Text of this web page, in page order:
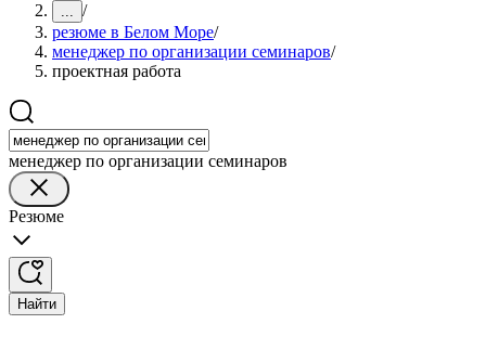
... /
резюме в Белом Море/
менеджер по организации семинаров/
проектная работа
менеджер по организации семинаров
Резюме
Найти